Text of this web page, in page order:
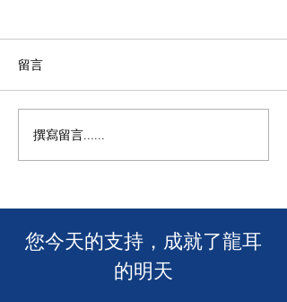
香港警務處 | 網上申請992
緊急短訊求助服務
留言
撰寫留言......
​您今天的支持，成就了龍耳
的明天